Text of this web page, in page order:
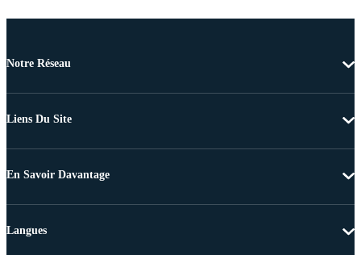
Notre Réseau
Liens Du Site
En Savoir Davantage
Langues